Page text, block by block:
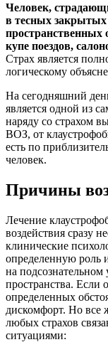
Человек,
в тесных
купе поездов,
Страх является
логическому
На сегодняшний
является одной из
наряду со страхом
ВОЗ, от
есть по
человек.
Причины
Лечение
воздействия сразу
клинические
определенную роль
на
пространства. Если
определенных
дискомфорт. Но все
любых страхов
ситуациями: